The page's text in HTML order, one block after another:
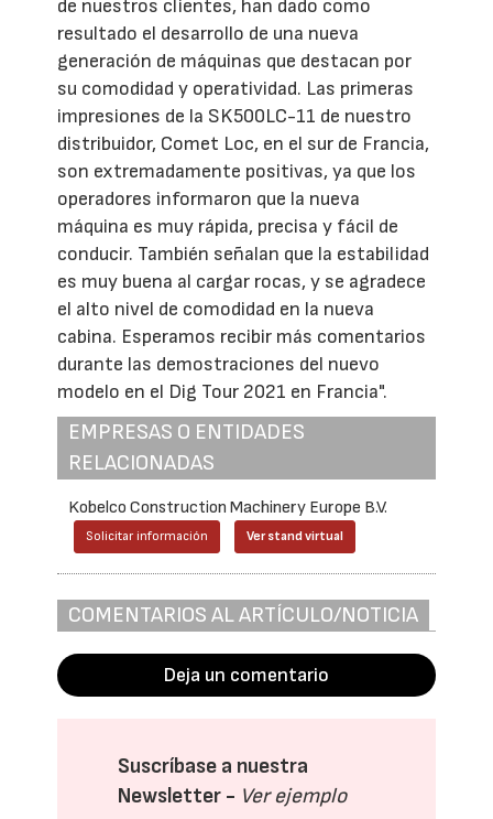
de nuestros clientes, han dado como
resultado el desarrollo de una nueva
generación de máquinas que destacan por
su comodidad y operatividad. Las primeras
impresiones de la SK500LC-11 de nuestro
distribuidor, Comet Loc, en el sur de Francia,
son extremadamente positivas, ya que los
operadores informaron que la nueva
máquina es muy rápida, precisa y fácil de
conducir. También señalan que la estabilidad
es muy buena al cargar rocas, y se agradece
el alto nivel de comodidad en la nueva
cabina. Esperamos recibir más comentarios
durante las demostraciones del nuevo
modelo en el Dig Tour 2021 en Francia".
EMPRESAS O ENTIDADES
RELACIONADAS
Kobelco Construction Machinery Europe B.V.
Solicitar información Ver stand virtual
COMENTARIOS AL ARTÍCULO/NOTICIA
Deja un comentario
Suscríbase a nuestra
Newsletter - Ver ejemplo